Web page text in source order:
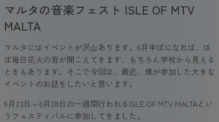
マルタの音楽フェスト ISLE OF MTV
MALTA
マルタにはイベントが沢山あります。6月半ばになれば、ほ
ぼ毎日花火の音が聞こえてきます、もちろん学校から見える
ときもあります。そこで今回は、最近、僕が参加した大きな
イベントのお話をしたいと思います。
6月23日～6月28日の一週間行われるISLE OF MTV MALTAとい
うフェスティバルに参加してきました。